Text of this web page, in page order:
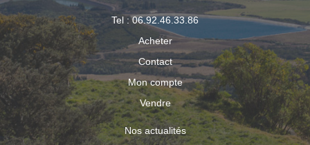
Tel : 06.92.46.33.86
Acheter
Contact
Mon compte
Vendre
Nos actualités